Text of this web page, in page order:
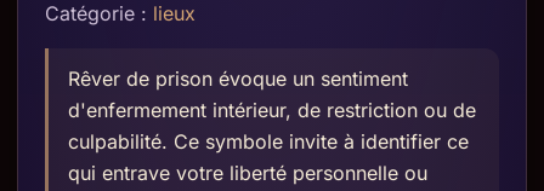
Catégorie : lieux
Rêver de prison évoque un sentiment
d'enfermement intérieur, de restriction ou de
culpabilité. Ce symbole invite à identifier ce
qui entrave votre liberté personnelle ou